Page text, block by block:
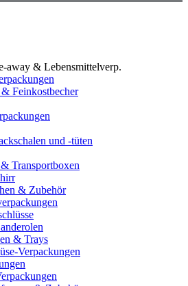
away & Lebensmittelverp.
Feinkostbecher
und -tüten
Transportboxen
& Zubehör
& Trays
Verpackungen